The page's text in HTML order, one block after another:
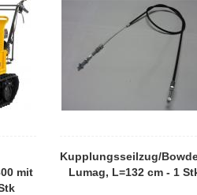
mit
Kupplungsseilzug/
Lumag, L=132 cm - 1